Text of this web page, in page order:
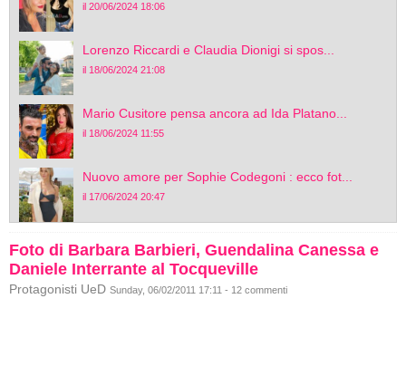
il 20/06/2024 18:06
Lorenzo Riccardi e Claudia Dionigi si spos...
il 18/06/2024 21:08
Mario Cusitore pensa ancora ad Ida Platano...
il 18/06/2024 11:55
Nuovo amore per Sophie Codegoni : ecco fot...
il 17/06/2024 20:47
Foto di Barbara Barbieri, Guendalina Canessa e
Daniele Interrante al Tocqueville
Protagonisti UeD Sunday, 06/02/2011 17:11 - 12 commenti